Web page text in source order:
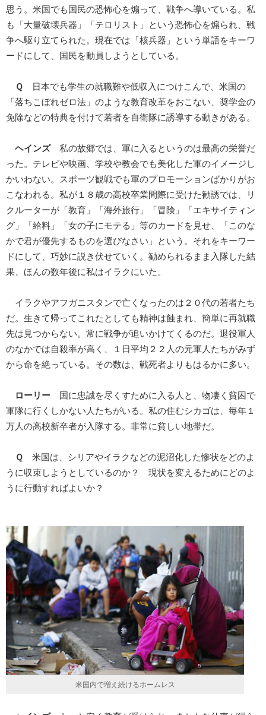
思う。米国でも国民の恐怖心を煽って、戦争へ導いている。私
も「大量破壊兵器」「テロリスト」という恐怖心を煽られ、戦
争へ駆り立てられた。現在では「核兵器」という単語をキーワ
ードにして、国民を動員しようとしている。
Ｑ 日本でも学生の就職難や低収入につけこんで、米国の
「落ちこぼれゼロ法」のような教育改革をおこない、奨学金の
免除などの特典を付けて若者を自衛隊に誘導する動きがある。
ヘインズ私の故郷では、軍に入るというのは最高の栄誉だ
った。テレビや映画、学校や教会でも美化した軍のイメージし
かいわない。スポーツ観戦でも軍のプロモーションばかりがお
こなわれる。私が１８歳の高校卒業間際に受けた勧誘では、リ
クルーターが「教育」「海外旅行」「冒険」「エキサイティン
グ」「給料」「女の子にモテる」等のカードを見せ、「このな
かで君が優先するものを選びなさい」という。それをキーワー
ドにして、巧妙に説き伏せていく。勧められるまま入隊した結
果、ほんの数年後に私はイラクにいた。
イラクやアフガニスタンで亡くなったのは２０代の若者たち
だ。生きて帰ってこれたとしても精神は蝕まれ、簡単に再就職
先は見つからない。常に戦争が追いかけてくるのだ。退役軍人
のなかでは自殺率が高く、１日平均２２人の元軍人たちがみず
から命を絶っている。その数は、戦死者よりもはるかに多い。
ローリー 国に忠誠を尽くすために入る人と、物凄く貧困で
軍隊に行くしかない人たちがいる。私の住むシカゴは、毎年１
万人の高校新卒者が入隊する。非常に貧しい地帯だ。
Ｑ 米国は、シリアやイラクなどの泥沼化した惨状をどのよ
うに収束しようとしているのか？ 現状を変えるためにどのよ
うに行動すればよいか？
米国内で増え続けるホームレス